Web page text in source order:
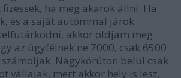
ha meg akarok állni. Ha
és a saját autómmal járok
akkor oldjam meg
az ügyfélnek ne 7000, csak 6500
Nagykörúton belül csak
vállajak, mert akkor hely is lesz,